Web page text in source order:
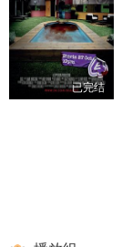
已完结